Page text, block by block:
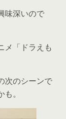
味深いので
メ「ドラえも
次のシーンで
。